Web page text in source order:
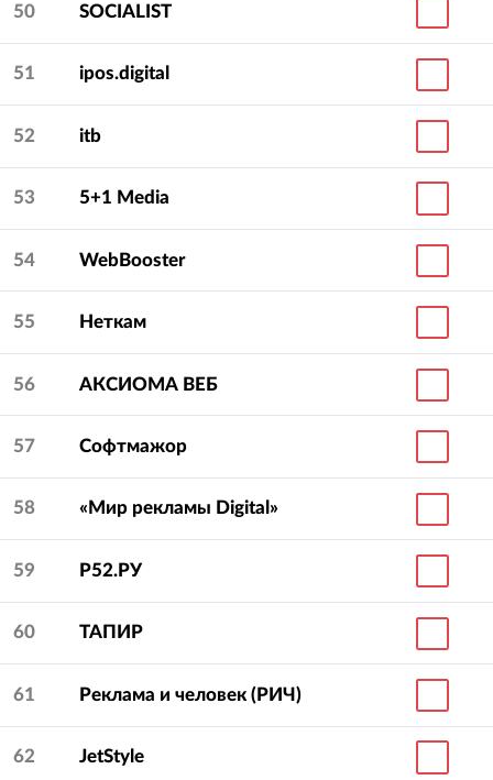
50 SOCIALIST
51 ipos.digital
52 itb
53 5+1 Media
54 WebBooster
55 Неткам
56 АКСИОМА ВЕБ
57 Софтмажор
58 «Мир рекламы Digital»
59 Р52.РУ
60 ТАПИР
61 Реклама и человек (РИЧ)
62 JetStyle